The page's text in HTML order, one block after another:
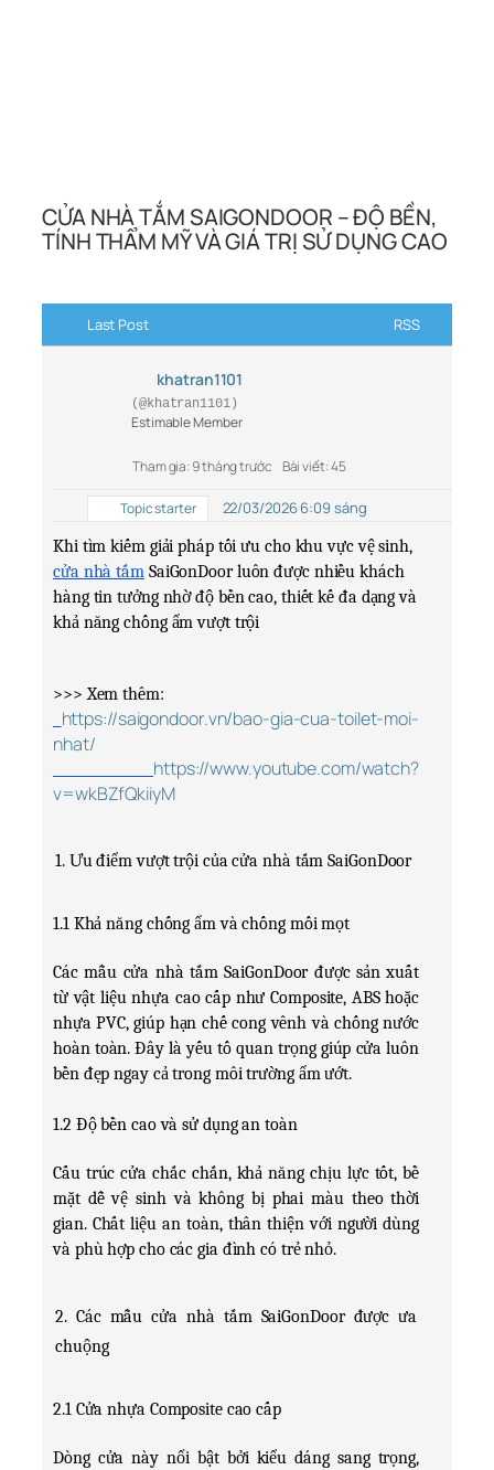
CỬA NHÀ TẮM SAIGONDOOR – ĐỘ BỀN,
TÍNH THẨM MỸ VÀ GIÁ TRỊ SỬ DỤNG CAO
Last Post RSS
khatran1101
(@khatran1101)
Estimable Member
Tham gia: 9 tháng trước Bài viết: 45
Topic starter
22/03/2026 6:09 sáng
cửa nhà tắm SaiGonDoor luôn được nhiều khách
hàng tin tưởng nhờ độ bền cao, thiết kế đa dạng và
khả năng chống ẩm vượt trội
>>> Xem thêm:
https://saigondoor.vn/bao-gia-cua-toilet-moi-
nhat/
https://www.youtube.com/watch?
v=wkBZfQkiiyM
1. Ưu điểm vượt trội của cửa nhà tắm SaiGonDoor
1.1 Khả năng chống ẩm và chống mối mọt
Các mẫu cửa nhà tắm SaiGonDoor được sản xuất
từ vật liệu nhựa cao cấp như Composite, ABS hoặc
nhựa PVC, giúp hạn chế cong vênh và chống nước
hoàn toàn. Đây là yếu tố quan trọng giúp cửa luôn
bền đẹp ngay cả trong môi trường ẩm ướt.
1.2 Độ bền cao và sử dụng an toàn
Cấu trúc cửa chắc chắn, khả năng chịu lực tốt, bề
mặt dễ vệ sinh và không bị phai màu theo thời
gian. Chất liệu an toàn, thân thiện với người dùng
và phù hợp cho các gia đình có trẻ nhỏ.
2. Các mẫu cửa nhà tắm SaiGonDoor được ưa
chuộng
2.1 Cửa nhựa Composite cao cấp
Dòng cửa này nổi bật bởi kiểu dáng sang trọng,